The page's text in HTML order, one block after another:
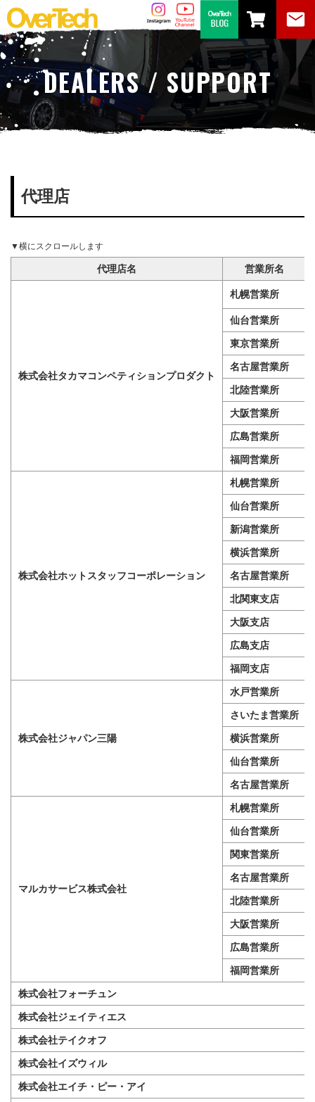
DEALERS / SUPPORT
代理店
代理店名 営業所名
株式会社タカマコンペティションプロダクト
札幌営業所
仙台営業所
東京営業所
名古屋営業所
北陸営業所
大阪営業所
広島営業所
福岡営業所
株式会社ホットスタッフコーポレーション
札幌営業所
仙台営業所
新潟営業所
横浜営業所
名古屋営業所
北関東支店
大阪支店
広島支店
福岡支店
株式会社ジャパン三陽
水戸営業所
さいたま営業所
横浜営業所
仙台営業所
名古屋営業所
マルカサービス株式会社
札幌営業所
仙台営業所
関東営業所
名古屋営業所
北陸営業所
大阪営業所
広島営業所
福岡営業所
株式会社フォーチュン
株式会社ジェイティエス
株式会社テイクオフ
株式会社イズウィル
株式会社エイチ・ピー・アイ